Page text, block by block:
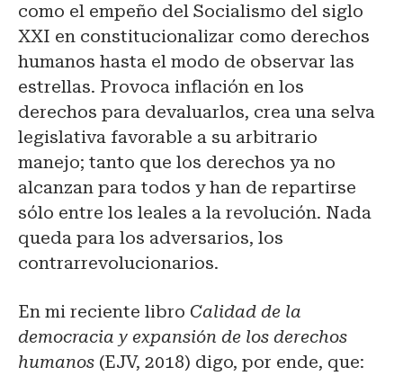
como el empeño del Socialismo del siglo
XXI en constitucionalizar como derechos
humanos hasta el modo de observar las
estrellas. Provoca inflación en los
derechos para devaluarlos, crea una selva
legislativa favorable a su arbitrario
manejo; tanto que los derechos ya no
alcanzan para todos y han de repartirse
sólo entre los leales a la revolución. Nada
queda para los adversarios, los
contrarrevolucionarios.
En mi reciente libro Calidad de la
democracia y expansión de los derechos
humanos (EJV, 2018) digo, por ende, que: